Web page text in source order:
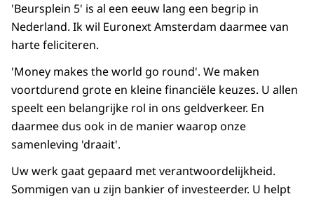
'Beursplein 5' is al een eeuw lang een begrip in
Nederland. Ik wil Euronext Amsterdam daarmee van
harte feliciteren.
'Money makes the world go round'. We maken
voortdurend grote en kleine financiële keuzes. U allen
speelt een belangrijke rol in ons geldverkeer. En
daarmee dus ook in de manier waarop onze
samenleving 'draait'.
Uw werk gaat gepaard met verantwoordelijkheid.
Sommigen van u zijn bankier of investeerder. U helpt